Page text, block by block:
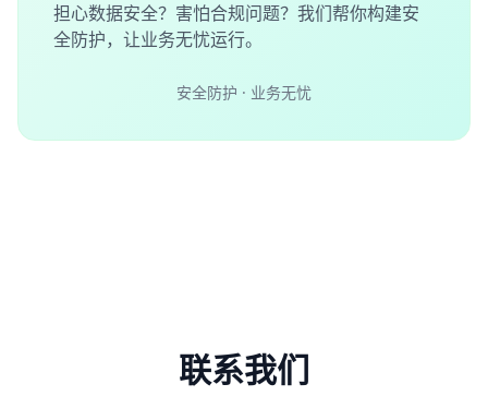
担心数据安全？害怕合规问题？我们帮你构建安
全防护，让业务无忧运行。
安全防护 · 业务无忧
联系我们